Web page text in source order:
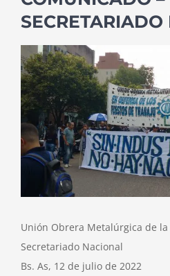
View
Larger
Image
Unión Obrera Metalúrgica de
Secretariado Nacional
Bs. As, 12 de julio de 2022